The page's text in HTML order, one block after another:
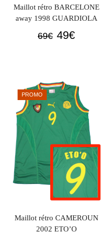
Maillot rétro BARCELONE
away 1998 GUARDIOLA
69€ Le
69€.
49€Le
49€.
PROMO
Maillot rétro CAMEROUN
2002 ETO’O